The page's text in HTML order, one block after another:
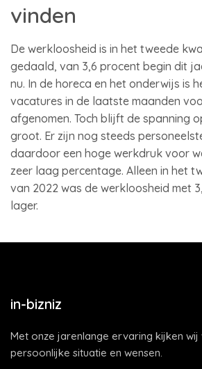
vinden
De werkloosheid is in het tweede
gedaald, van 3,6 procent begin dit
nu. In de horeca en het onderwijs is
vacatures in de laatste maanden
afgenomen. Toch blijft de spanning
groot. Er zijn nog steeds
daardoor een hoge werkdruk voor
zeer laag percentage. Alleen in het
van 2022 was de werkloosheid met
lager.
in-bizniz
Met onze jarenlange ervaring kijken wij
persoonlijke situatie en wensen.